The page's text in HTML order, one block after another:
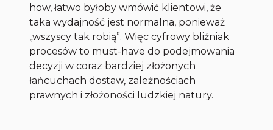
how, łatwo byłoby wmówić klientowi, że
taka wydajność jest normalna, ponieważ
„wszyscy tak robią”. Więc cyfrowy bliźniak
procesów to must-have do podejmowania
decyzji w coraz bardziej złożonych
łańcuchach dostaw, zależnościach
prawnych i złożoności ludzkiej natury.